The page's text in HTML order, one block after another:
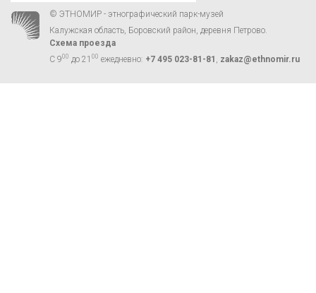
© ЭТНОМИР - этнографический парк-музей
Калужская область, Боровский район, деревня Петрово.
Схема проезда
С 900 до 21 00 ежедневно: +7 495 023-81-81 zakaz@ethnomir.ru